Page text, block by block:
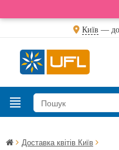
Київ —
Доставка квітів Київ